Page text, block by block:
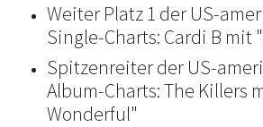
Weiter Platz 1 der US-
Single-Charts: Cardi B mit
Spitzenreiter der US-
Album-Charts: The Killers
Wonderful"